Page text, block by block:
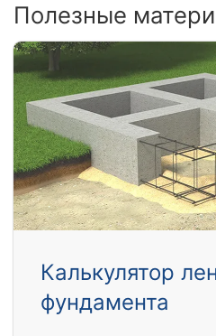
Полезные
Калькулятор
фундамента